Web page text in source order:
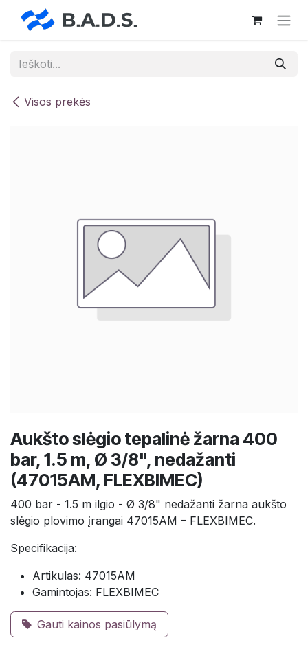
Skip to Content
Visos prekės
Aukšto slėgio tepalinė žarna 400
bar, 1.5 m, Ø 3/8", nedažanti
(47015AM, FLEXBIMEC)
400 bar - 1.5 m ilgio - Ø 3/8" nedažanti žarna aukšto
slėgio plovimo įrangai 47015AM – FLEXBIMEC.
Specifikacija:
Artikulas: 47015AM
Gamintojas: FLEXBIMEC
Gauti kainos pasiūlymą